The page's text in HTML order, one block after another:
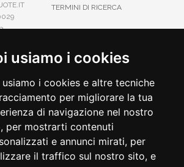
usiamo i cookies
usiamo i cookies e altre tecniche
per migliorare la tua
di navigazione nel nostro
per mostrarti contenuti
e annunci mirati, per
il traffico sul nostro sito, e
TERMINI DI RICERCA
DA
CARTA DI CREDITO
PAYPAL
CONTRASSEGNO
POSTEPAY